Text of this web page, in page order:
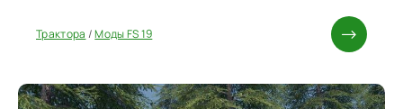
Трактора /Моды FS 19